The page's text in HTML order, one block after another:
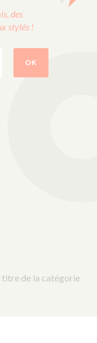
des
stylés !
OK
titre de la catégorie